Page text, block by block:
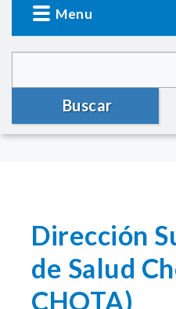
Menu
Buscar
Dirección
de Salud
CHOTA)